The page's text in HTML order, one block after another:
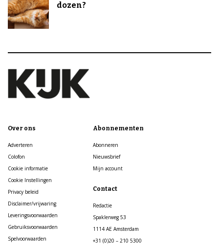
dozen?
Over ons
Adverteren
Colofon
Cookie informatie
Cookie Instellingen
Privacy beleid
Disclaimer/vrijwaring
Leveringsvoorwaarden
Gebruiksvoorwaarden
Spelvoorwaarden
Abonnementen
Abonneren
Nieuwsbrief
Mijn account
Contact
Redactie
Spaklerweg 53
1114 AE Amsterdam
+31 (0)20 – 210 5300